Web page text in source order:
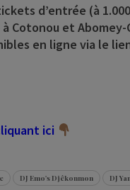
d’entrée (à
Cotonou et Abomey-
en ligne via le
ici
DJ Emo's Djêkonmon DJ